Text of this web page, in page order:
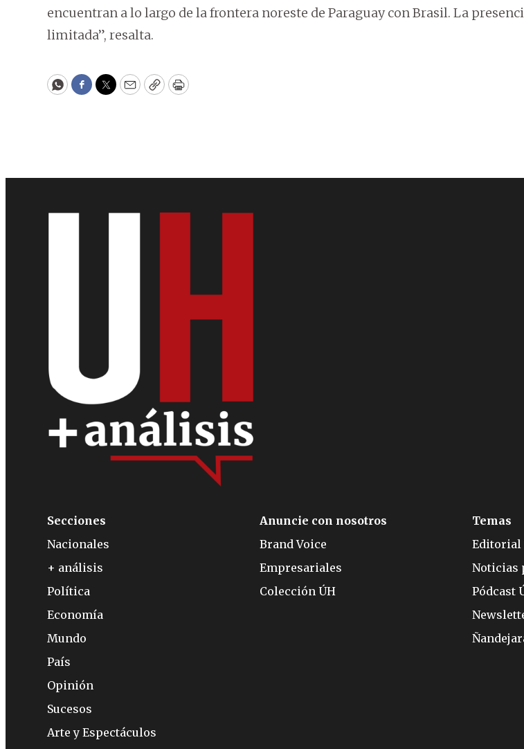
encuentran a lo largo de la frontera noreste de Paraguay con Brasil. La
limitada”, resalta.
WhatsApp
Facebook
Twitter
EmailCopyPrint
Secciones
Nacionales
+ análisis
Política
Economía
Mundo
País
Opinión
Sucesos
Arte y Espectáculos
Anuncie con nosotros
Brand Voice
Empresariales
Colección ÚH
Temas
Editorial
Noticias
Pódcast